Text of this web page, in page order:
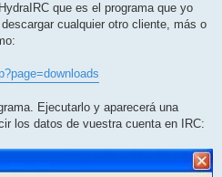
que es el programa que yo
cualquier otro cliente, más o
Ejecutarlo y aparecerá una
los datos de vuestra cuenta en IRC: